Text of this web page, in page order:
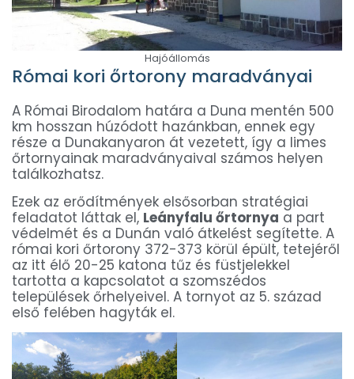
Hajóállomás
Római kori őrtorony maradványai
A Római Birodalom határa a Duna mentén 500
km hosszan húzódott hazánkban, ennek egy
része a Dunakanyaron át vezetett, így a limes
őrtornyainak maradványaival számos helyen
találkozhatsz.
Ezek az erődítmények elsősorban stratégiai
feladatot láttak el, Leányfalu őrtornya a part
védelmét és a Dunán való átkelést segítette. A
római kori őrtorony 372-373 körül épült, tetejéről
az itt élő 20-25 katona tűz és füstjelekkel
tartotta a kapcsolatot a szomszédos
települések őrhelyeivel. A tornyot az 5. század
első felében hagyták el.